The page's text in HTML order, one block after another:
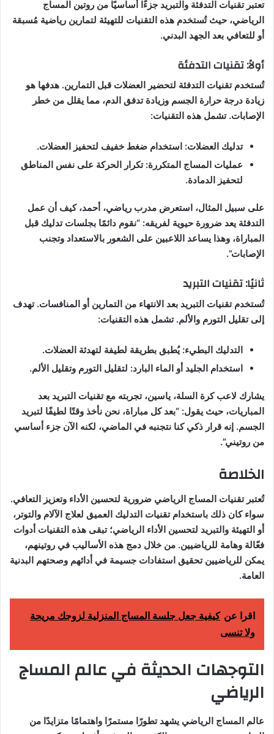
تعتبر تقنيات التدفئة والتبريد جزءًا أساسيًا من روتين المساج
الرياضي، حيث تُستخدم هذه التقنيات للتهيئة لتمارين رياضية مُسبقة
أو للتعافي بعد الجهد البدني.
أولاً: تقنيات التدفئة
تُستخدم تقنيات التدفئة لتحضير العضلات قبل التمارين. هدفها هو
زيادة درجة حرارة الجسم وزيادة تدفق الدم، مما يقلل من خطر
الإصابات. تشمل هذه التقنيات:
تدليك العضلات: استخدام ضغط خفيف لتحفيز العضلات.
عمليات المساج المتكررة: تكرار الحركة على نفس المناطق
لتحفيز الدمادة.
على سبيل المثال، استعرض مدرب رياضي، أحمد، كيف أن عمل
التدفئة يعد ضرورة حيوية لفريقه: “نقوم دائمًا بجلسات تدليك قبل
المباراة، وهذا يساعد اللاعبين على الشعور بالاستعداد وتجنب
الإصابات”.
ثانيًا: تقنيات التبريد
تُستخدم تقنيات التبريد بعد الانتهاء من التمارين أو المنافسات. تهدف
إلى تقليل التورم والألم. تشمل هذه التقنيات:
التدليك البطيء: يُطبق بطريقة لطيفة لتهدئة العضلات.
استخدام الجليد أو الماء البارد: لتقليل التورم وتقليل الألم.
يشارك لاعب كرة السلة، ياسين، تجربته مع تقنيات التبريد بعد
المباريات، حيث يقول: “بعد كل مباراة، نحن نأخذ وقتًا لطيفًا لتبريد
الجسم. إنه قرار ذكي كنا نتجنبه في الماضي، لكنه الآن جزء أساسي
من روتيني”.
الخلاصة
تُعتبر تقنيات المساج الرياضي ضرورية لتحسين الأداء وتعزيز التعافي.
سواء كان ذلك باستخدام تقنيات التدليك العميق لعلاج الآلام والتوتر،
أو التهيئة والتبريد لتحسين الأداء الرياضي؛ تبقى هذه التقنيات أدوات
فعّالة وهامة للرياضيين. من خلال دمج هذه الأساليب في روتينهم،
يمكن للرياضيين تحقيق استفادات جسيمة في أدائهم وصحتهم البدنية
العامة.
اقرا عن كيفية جعل جلسة المساج المنزلية لزوجك مريحة
ولا تنسى
التوجهات الحديثة في عالم المساج
الرياضي
عالم المساج الرياضي يشهد تطورًا مستمرًا واهتمامًا متزايدًا من